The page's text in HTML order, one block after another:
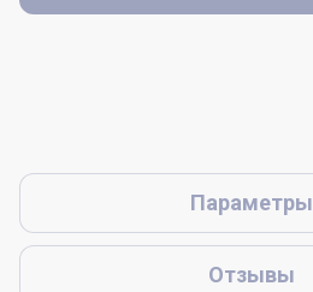
Параметры
Отзывы